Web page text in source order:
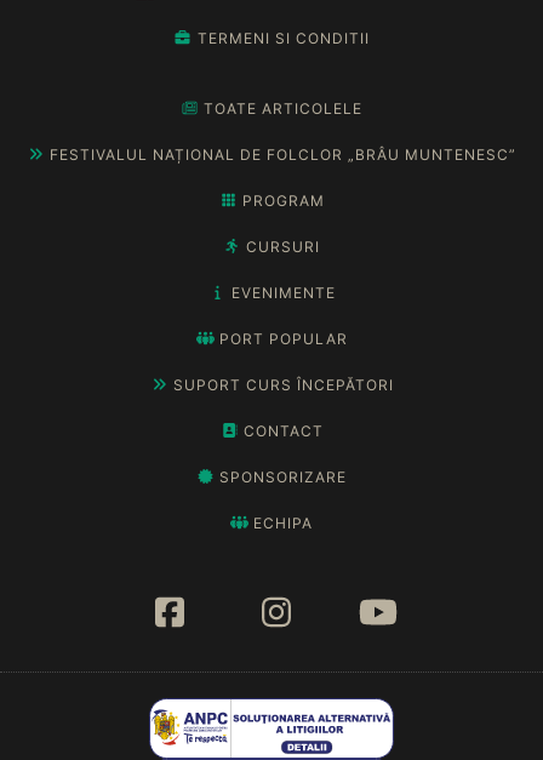
TERMENI SI CONDITII
TOATE ARTICOLELE
FESTIVALUL NAȚIONAL DE FOLCLOR „BRÂU MUNTENESC”
PROGRAM
CURSURI
EVENIMENTE
PORT POPULAR
SUPORT CURS ÎNCEPĂTORI
CONTACT
SPONSORIZARE
ECHIPA